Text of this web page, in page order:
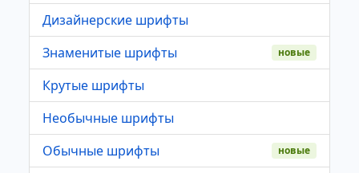
Дизайнерские шрифты
Знаменитые шрифты
новые
Крутые шрифты
Необычные шрифты
Обычные шрифты
новые